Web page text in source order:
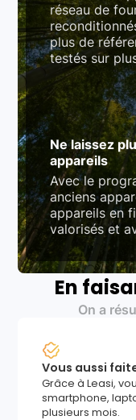
réseau de
plus de
testés sur
Ne laissez
appareils
Avec le
anciens
appareils en
valorisés et
En
On a
Vous aussi
Grâce à Leasi,
smartphone,
plusieurs mois.